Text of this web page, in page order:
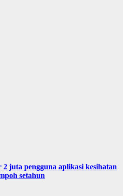
juta pengguna aplikasi kesihatan
setahun